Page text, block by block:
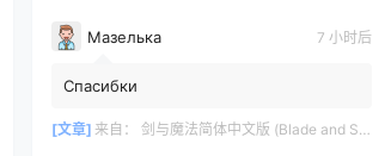
Мазелька 7 小时后
Спасибки
[文章] 来自： 剑与魔法简体中文版 (Blade and Sorcery VR)